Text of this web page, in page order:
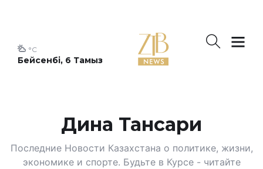
Бейсенбі, 6 Тамыз
°C
Дина Тансари
Последние Новости Казахстана о политике, жизни,
экономике и спорте. Будьте в Курсе - читайте